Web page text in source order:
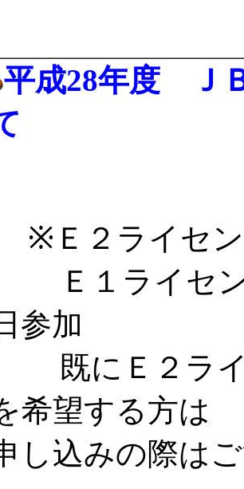
平成28年度 Ｊ
※Ｅ２ライセ
Ｅ１ライセン
参加
既にＥ２ライ
希望する方は
し込みの際は